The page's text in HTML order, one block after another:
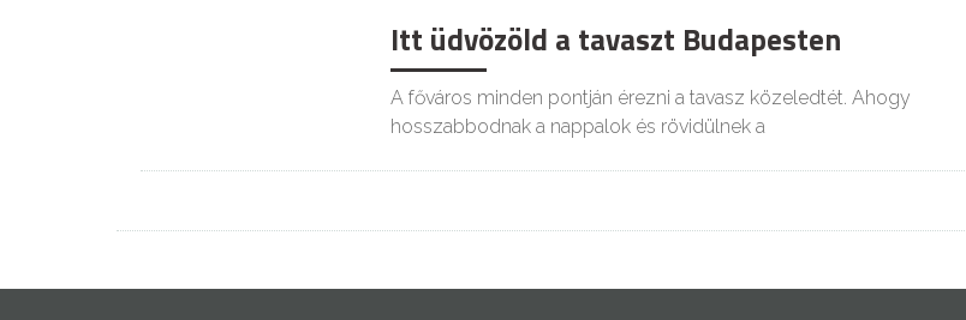
Itt üdvözöld a tavaszt Budapesten
A főváros minden pontján érezni a tavasz közeledtét. Ahogy
hosszabbodnak a nappalok és rövidülnek a